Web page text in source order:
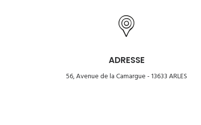
ADRESSE
56, Avenue de la Camargue - 13633 ARLES